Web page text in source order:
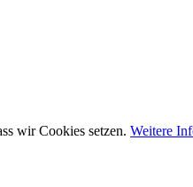
wir Cookies setzen. Weitere